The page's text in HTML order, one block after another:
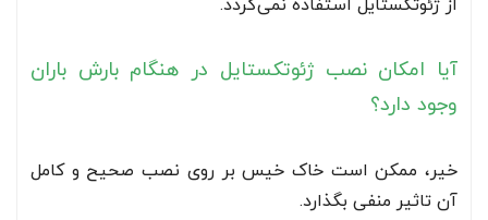
از ژئوتکستایل استفاده نمی‌گردد.
آیا امکان نصب ژئوتکستایل در هنگام بارش باران
وجود دارد؟
خیر، ممکن است خاک خیس بر روی نصب صحیح و کامل
آن تاثیر منفی بگذارد.